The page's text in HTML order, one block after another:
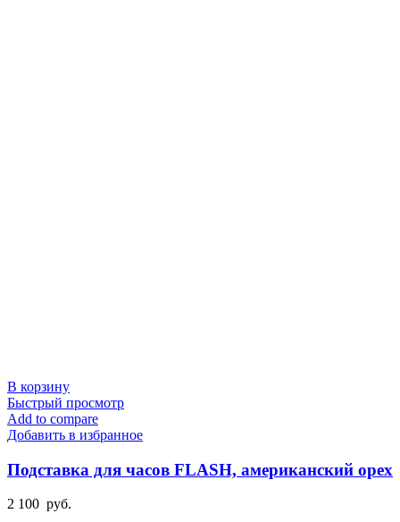
В корзину
Быстрый просмотр
Add to compare
Добавить в избранное
Подставка для часов FLASH, американский орех
2 100 руб.